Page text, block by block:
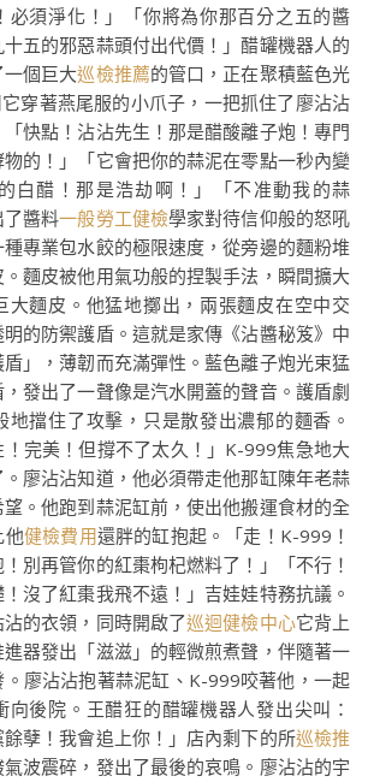
必須淨化！」「你將為你那百分之五的醬
五的邪惡蒜頭付出代價！」醋罐機器人的
個巨大巡檢推薦的管口，正在聚積藍色光
穿著燕尾服的小爪子，一把抓住了廖沾沾
快點！沾沾先生！那是醋酸離子炮！專門
的！」「它會把你的蒜泥在零點一秒內變
白醋！那是浩劫啊！」「不准動我的蒜
了醬料一般勞工健檢學家對待信仰般的怒吼
種專業包水餃的極限速度，從旁邊的麵粉堆
麵皮被他用氣功般的捏製手法，瞬間擴大
大麵皮。他猛地擲出，兩張麵皮在空中交
的防禦護盾。這就是家傳《沾醬秘笈》中
」，薄韌而充滿彈性。藍色離子炮光束猛
發出了一聲像是汽水開蓋的聲音。護盾劇
地擋住了攻擊，只是散發出濃郁的麵香。
！完美！但撐不了太久！」K-999焦急地大
廖沾沾知道，他必須帶走他那缸陳年老蒜
。他跑到蒜泥缸前，使出他搬運食材的全
他健檢費用還胖的缸抱起。「走！K-999！
別再管你的紅棗枸杞燃料了！」「不行！
沒了紅棗我飛不遠！」吉娃娃特務抗議。
的衣領，同時開啟了巡迴健檢中心它背上
器發出「滋滋」的輕微煎煮聲，伴隨著一
。廖沾沾抱著蒜泥缸、K-999咬著他，一起
向後院。王醋狂的醋罐機器人發出尖叫：
餘孽！我會追上你！」店內剩下的所巡檢推
波震碎，發出了最後的哀鳴。廖沾沾的宇